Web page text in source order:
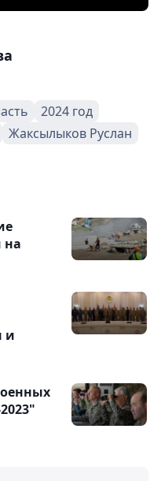
2024 год
Жаксылыков Руслан
на
и